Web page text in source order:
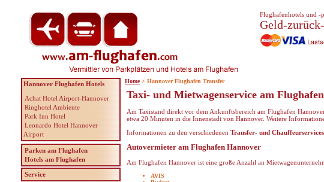
Taxi- und Mietwagenservice am
Am Taxistand direkt vor dem Ankunftsbereich am Flughafen
etwa 20 Minuten in die Innenstadt von Hannover. Weitere
Informationen zu den verschiedenen Transfer- und Chauffeurservices
Autovermieter am Flughafen Hannover
Am Flughafen Hannover ist eine große Anzahl an
AVIS
Hannover Flughafen Hotels
Achat Hotel Airport-Hannover
Ringhotel Ambiente
Park Inn Hotel
Leonardo Hotel Hannover
Airport
Parken am Flughafen
Hotels am Flughafen
Service
Flughafenhotels und -
Geld-
Home > Hannover Flughafen Transfer